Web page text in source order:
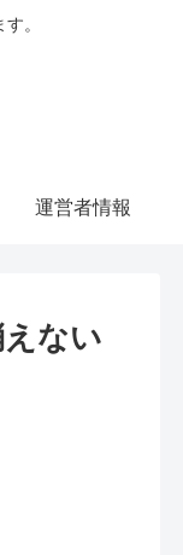
。
運営者情報
ない